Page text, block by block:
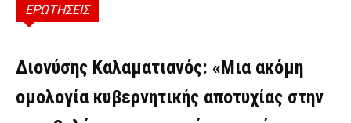
ΕΡΩΤΗΣΕΙΣ
ΕΡΩΤΉΣΕΙΣ
Διονύσης Καλαματιανός: «Μια ακόμη
ομολογία κυβερνητικής αποτυχίας στην